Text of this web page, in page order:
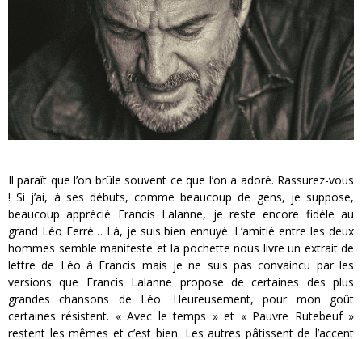
Assassin's Creed Black Flag Resynced
« Damn Them All » - Un duo de Choc !
Yoshi and the mysterious book
Il paraît que l’on brûle souvent ce que l’on a adoré. Rassurez-vous
! Si j’ai, à ses débuts, comme beaucoup de gens, je suppose,
beaucoup apprécié Francis Lalanne, je reste encore fidèle au
grand Léo Ferré… Là, je suis bien ennuyé. L’amitié entre les deux
hommes semble manifeste et la pochette nous livre un extrait de
lettre de Léo à Francis mais je ne suis pas convaincu par les
versions que Francis Lalanne propose de certaines des plus
grandes chansons de Léo. Heureusement, pour mon goût
certaines résistent. « Avec le temps » et « Pauvre Rutebeuf »
restent les mêmes et c’est bien. Les autres pâtissent de l’accent